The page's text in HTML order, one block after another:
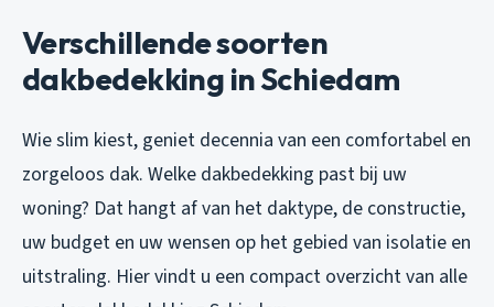
Verschillende soorten
dakbedekking in Schiedam
Wie slim kiest, geniet decennia van een comfortabel en
zorgeloos dak. Welke dakbedekking past bij uw
woning? Dat hangt af van het daktype, de constructie,
uw budget en uw wensen op het gebied van isolatie en
uitstraling. Hier vindt u een compact overzicht van alle